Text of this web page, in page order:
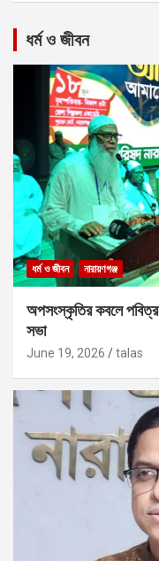
ধর্ম ও জীবন
ধর্ম ও জীবন নারায়ণগঞ্জ
অপসংস্কৃতির কবলে
সভা
June 19, 2026 talas